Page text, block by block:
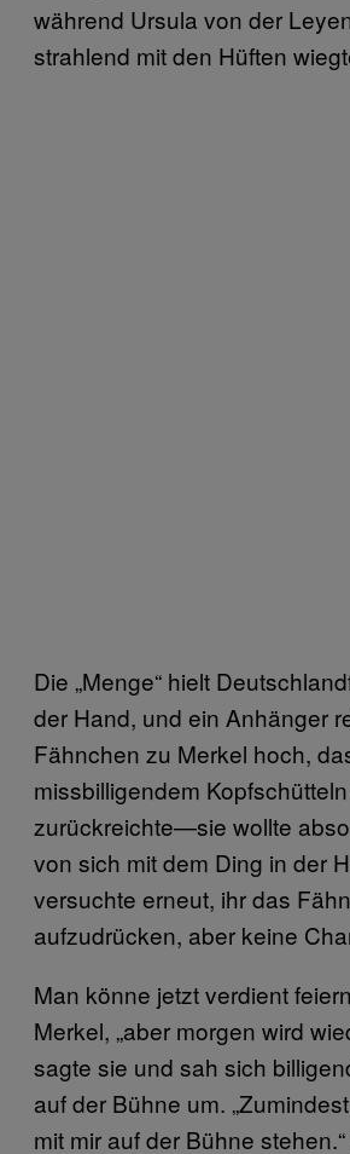
während Ursula von der
strahlend mit den Hüften
Die „Menge“ hielt
der Hand, und ein Anhänger
Fähnchen zu Merkel hoch,
missbilligendem
zurückreichte—sie wollte
von sich mit dem Ding in der
versuchte erneut, ihr das
aufzudrücken, aber keine
Man könne jetzt verdient
Merkel, „aber morgen wird
sagte sie und sah sich
auf der Bühne um.
mit mir auf der Bühne